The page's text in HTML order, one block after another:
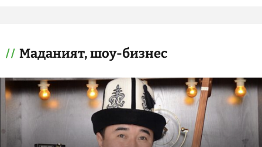
Маданият, шоу-бизнес